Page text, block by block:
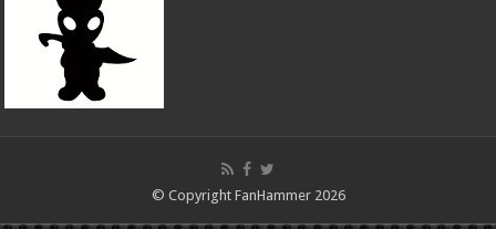
© Copyright FanHammer 2026